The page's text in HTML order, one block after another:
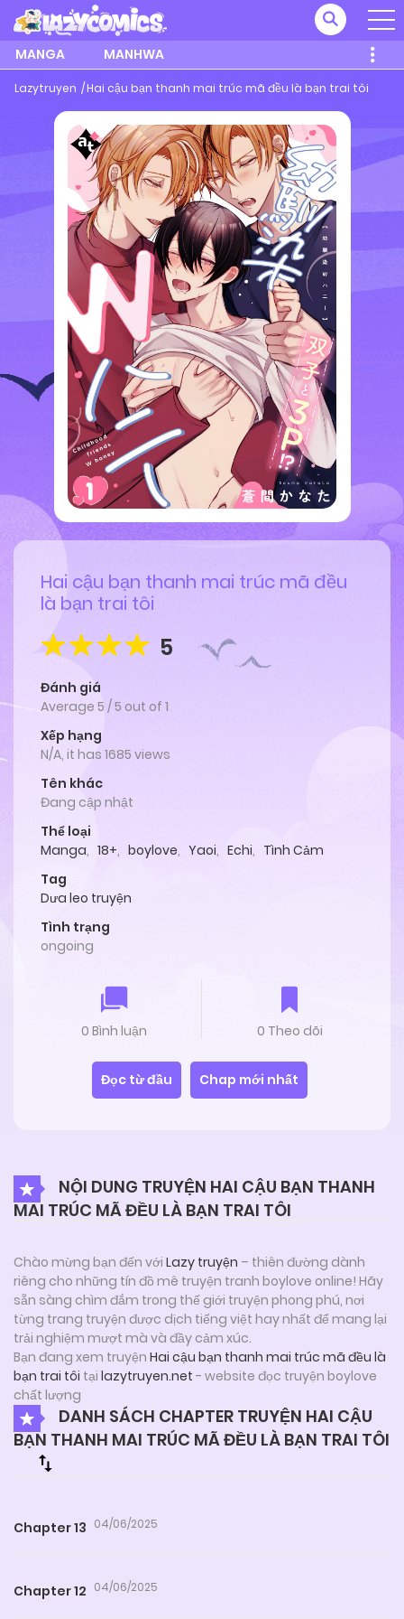
MANGA MANHWA
Lazytruyen Hai cậu bạn thanh mai trúc mã đều là bạn trai tôi
Hai cậu bạn thanh mai trúc mã đều
là bạn trai tôi
5
Đánh giá
Average 5 /5 out of 1
Xếp hạng
N/A, it has 1685 views
Tên khác
Đang cập nhật
Thể loại
Manga, 18+, boylove, Yaoi, Echi, Tình Cảm
Tag
Dưa leo truyện
Tình trạng
ongoing
0 Bình luận 0 Theo dõi
Đọc từ đầu Chap mới nhất
NỘI DUNG TRUYỆN HAI CẬU BẠN THANH
MAI TRÚC MÃ ĐỀU LÀ BẠN TRAI TÔI
Chào mừng bạn đến với Lazy truyện – thiên đường dành
riêng cho những tín đồ mê truyện tranh boylove online! Hãy
sẵn sàng chìm đắm trong thế giới truyện phong phú, nơi
từng trang truyện được dịch tiếng việt hay nhất để mang lại
trải nghiệm mượt mà và đầy cảm xúc.
Bạn đang xem truyện Hai cậu bạn thanh mai trúc mã đều là
bạn trai tôi tại lazytruyen.net - website đọc truyện boylove
chất lượng
DANH SÁCH CHAPTER TRUYỆN HAI CẬU
BẠN THANH MAI TRÚC MÃ ĐỀU LÀ BẠN TRAI TÔI
Chapter 13 04/06/2025
Chapter 12 04/06/2025